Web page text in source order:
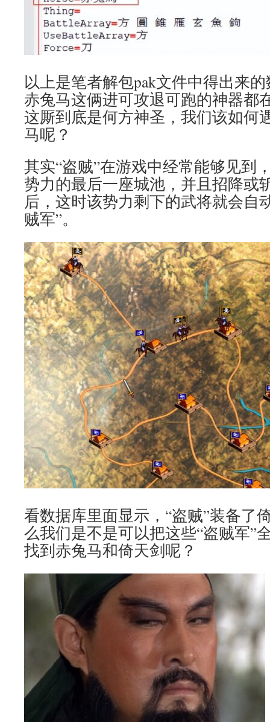
以上是笔者解包pak文件中得出来
赤兔马这俩进可攻退可跑的神器都
这厮到底是何方神圣，我们该如何
马呢？
其实“盗贼”在游戏中经常能够见到
势力的最后一座城池，并且招降或
后，这时该势力剩下的武将就会自
贼军”。
看数据库里面显示，“盗贼”装备了
么我们是不是可以把这些“盗贼军”
找到赤兔马和倚天剑呢？